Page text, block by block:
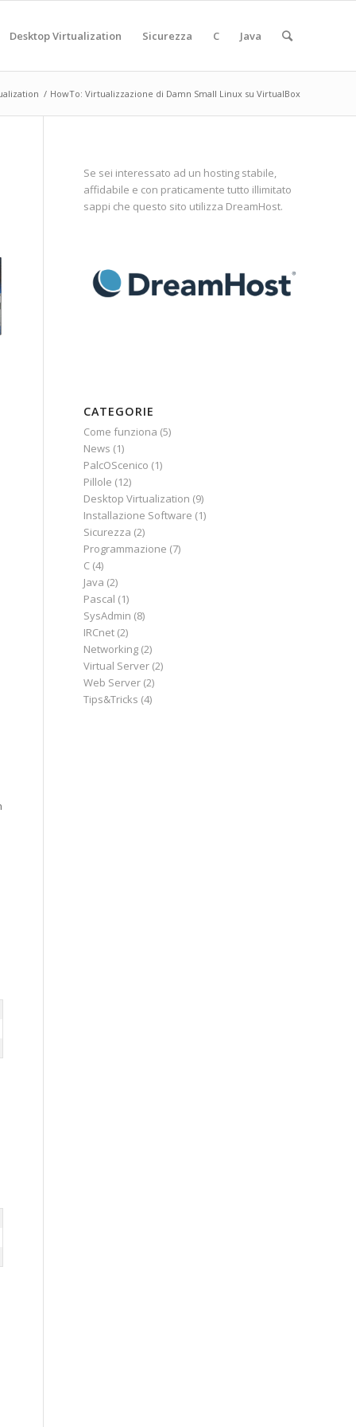
Desktop Virtualization Sicurezza C Java
/ HowTo: Virtualizzazione di Damn Small Linux su VirtualBox
Se sei interessato ad un hosting stabile,
affidabile e con praticamente tutto illimitato
sappi che questo sito utilizza DreamHost.
CATEGORIE
Come funziona (5)
News (1)
PalcOScenico (1)
Pillole (12)
Desktop Virtualization (9)
Installazione Software (1)
Sicurezza (2)
Programmazione (7)
C (4)
Java (2)
Pascal (1)
SysAdmin (8)
IRCnet (2)
Networking (2)
Virtual Server (2)
Web Server (2)
Tips&Tricks (4)